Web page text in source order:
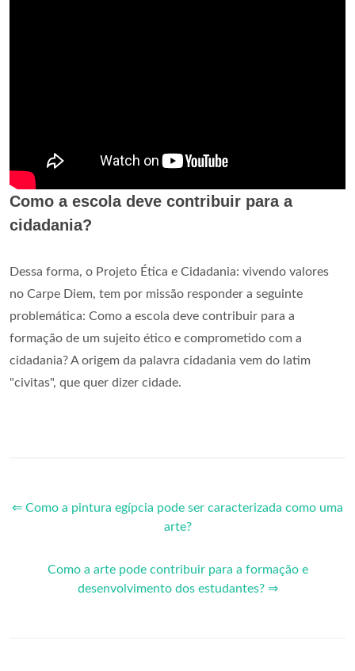
Como a escola deve contribuir para a
cidadania?
Dessa forma, o Projeto Ética e Cidadania: vivendo valores
no Carpe Diem, tem por missão responder a seguinte
problemática: Como a escola deve contribuir para a
formação de um sujeito ético e comprometido com a
cidadania? A origem da palavra cidadania vem do latim
"civitas", que quer dizer cidade.
⇐ Como a pintura egípcia pode ser caracterizada como uma
arte?
Como a arte pode contribuir para a formação e
desenvolvimento dos estudantes? ⇒